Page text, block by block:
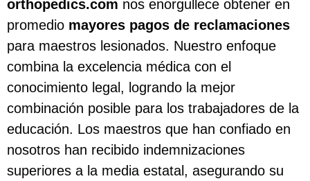
orthopedics.com nos enorgullece obtener en
promedio mayores pagos de reclamaciones
para maestros lesionados. Nuestro enfoque
combina la excelencia médica con el
conocimiento legal, logrando la mejor
combinación posible para los trabajadores de la
educación. Los maestros que han confiado en
nosotros han recibido indemnizaciones
superiores a la media estatal, asegurando su